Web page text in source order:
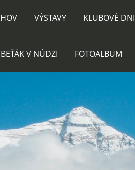
VÝSTAVY KLUBOVÉ DNI
V NÚDZI FOTOALBUM